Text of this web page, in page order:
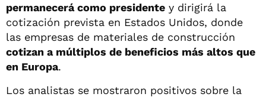
permanecerá como presidente y dirigirá la
cotización prevista en Estados Unidos, donde
las empresas de materiales de construcción
cotizan a múltiplos de beneficios más altos que
en Europa.
Los analistas se mostraron positivos sobre la